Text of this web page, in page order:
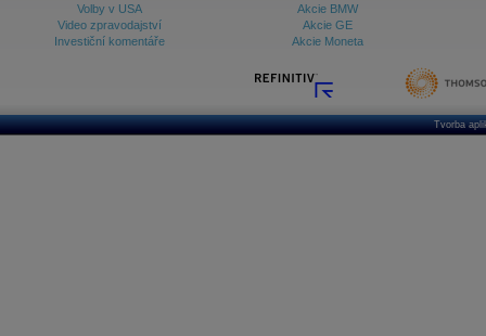
Ceny průmyslových výrobců - Data a prognózy
Ceny průmyslových výrobců - Graf (ČR)
Databanka - Akcie
Volby v USA
Video zpravodajství
Investiční komentáře
Akcie BMW
Akcie GE
Akcie Moneta
Tvorba